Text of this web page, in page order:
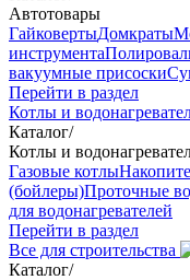
Автотовары
ГайковертыДомкраты
инструмента
вакуумные присоски
Перейти в раздел
Котлы и
Каталог/
Котлы и
Газовые котлы
(бойлеры)Проточные
для водонагревателей
Перейти в раздел
Все для строительства
Каталог/